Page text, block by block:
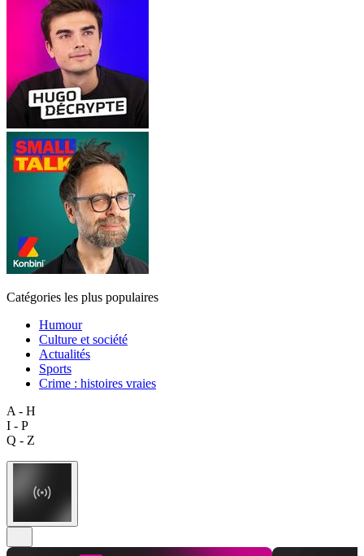
Catégories les plus populaires
Humour
Culture et société
Actualités
Sports
Crime : histoires vraies
A - H
I - P
Q - Z